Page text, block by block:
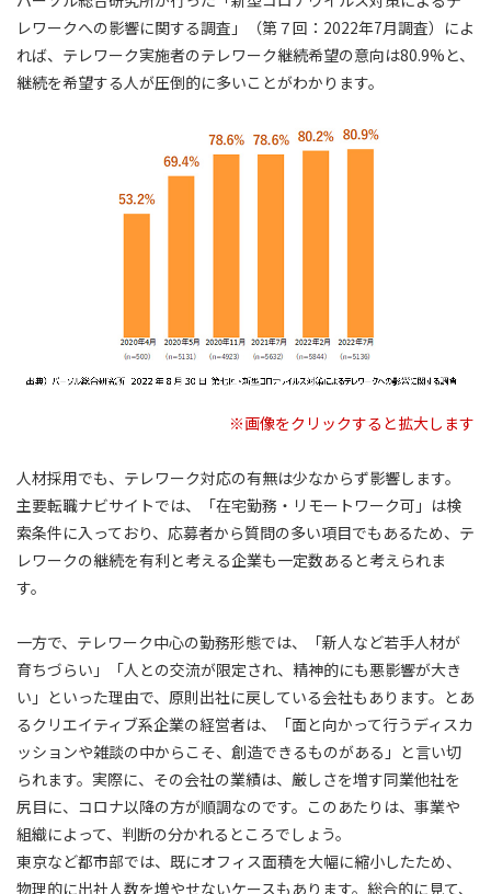
レワークへの影響に関する調査」（第７回：2022年7月調査）によ
れば、テレワーク実施者のテレワーク継続希望の意向は80.9%と、
継続を希望する人が圧倒的に多いことがわかります。
※画像をクリックすると拡大します
人材採用でも、テレワーク対応の有無は少なからず影響します。
主要転職ナビサイトでは、「在宅勤務・リモートワーク可」は検
索条件に入っており、応募者から質問の多い項目でもあるため、テ
レワークの継続を有利と考える企業も一定数あると考えられま
す。
一方で、テレワーク中心の勤務形態では、「新人など若手人材が
育ちづらい」「人との交流が限定され、精神的にも悪影響が大き
い」といった理由で、原則出社に戻している会社もあります。とあ
るクリエイティブ系企業の経営者は、「面と向かって行うディスカ
ッションや雑談の中からこそ、創造できるものがある」と言い切
られます。実際に、その会社の業績は、厳しさを増す同業他社を
尻目に、コロナ以降の方が順調なのです。このあたりは、事業や
組織によって、判断の分かれるところでしょう。
東京など都市部では、既にオフィス面積を大幅に縮小したため、
物理的に出社人数を増やせないケースもあります。総合的に見て、